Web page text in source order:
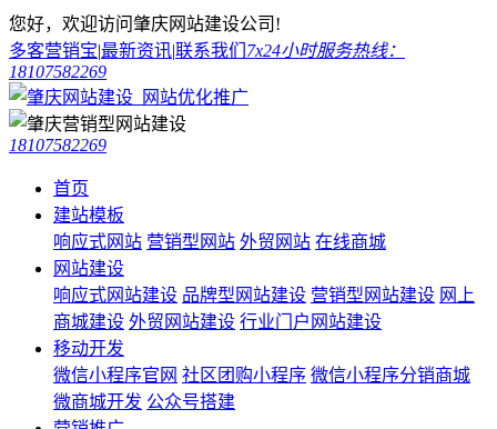
您好，欢迎访问肇庆网站建设公司!
多客营销宝|最新资讯|联系我们 7x24小时服务热线：
18107582269
18107582269
首页
建站模板
响应式网站 营销型网站 外贸网站 在线商城
网站建设
响应式网站建设 品牌型网站建设 营销型网站建设 网上
商城建设 外贸网站建设 行业门户网站建设
移动开发
微信小程序官网 社区团购小程序 微信小程序分销商城
微商城开发 公众号搭建